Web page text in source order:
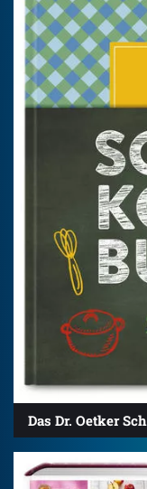
Das Dr. Oetker